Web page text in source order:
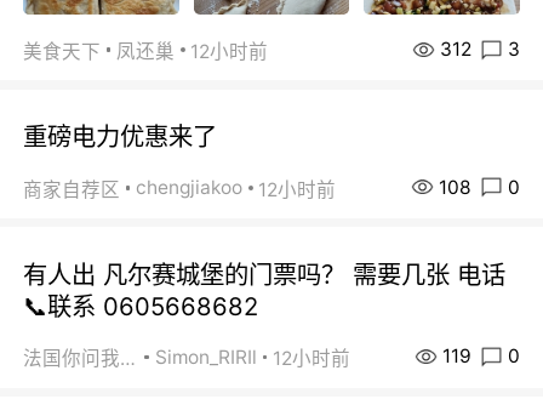
美食天下 凤还巢 12小时前 312 3
重磅电力优惠来了
商家自荐区 chengjiakoo 12小时前 108 0
有人出 凡尔赛城堡的门票吗？ 需要几张 电话
📞联系 0605668682
法国你问我答 Simon_RIRIl 12小时前 119 0